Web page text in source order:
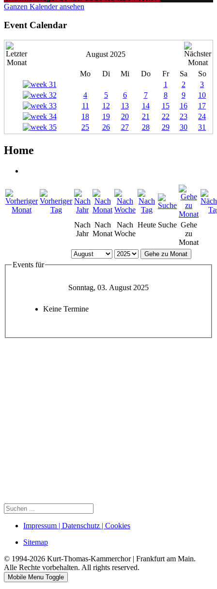
Ganzen Kalender ansehen
Event Calendar
August 2025
Mo Di Mi Do Fr Sa
So
1
2
3
4
5 6 7 8 9
10
11
12 13 14 15 16
17
18
19 20 21 22 23
24
25
26 27 28 29 30 31
Home
Nach
Jahr
Nach
Monat
Nach
Woche
Heute Suche Gehe
zu
Monat
Gehe zu Monat
Events für
Sonntag, 03. August 2025
Keine Termine
Impressum | Datenschutz | Cookies
Sitemap
© 1994-2026 Kurt-Thomas-Kammerchor | Frankfurt am Main.
Alle Rechte vorbehalten. All rights reserved.
Mobile Menu Toggle